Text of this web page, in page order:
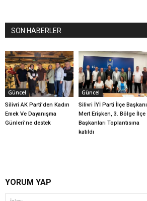
SON HABERLER
Güncel
Silivri AK Parti’den Kadın
Emek Ve Dayanışma
Günleri’ne destek
Güncel
Silivri İYİ Parti İlçe Başkanı
Mert Erişken, 3. Bölge İlçe
Başkanları Toplantısına
katıldı
YORUM YAP